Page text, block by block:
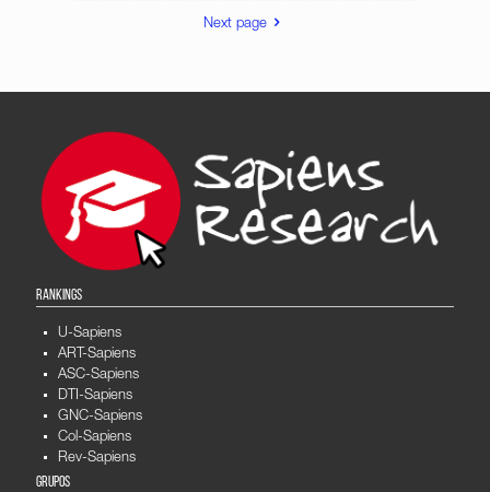
Next page
RANKINGS
U-Sapiens
ART-Sapiens
ASC-Sapiens
DTI-Sapiens
GNC-Sapiens
Col-Sapiens
Rev-Sapiens
GRUPOS